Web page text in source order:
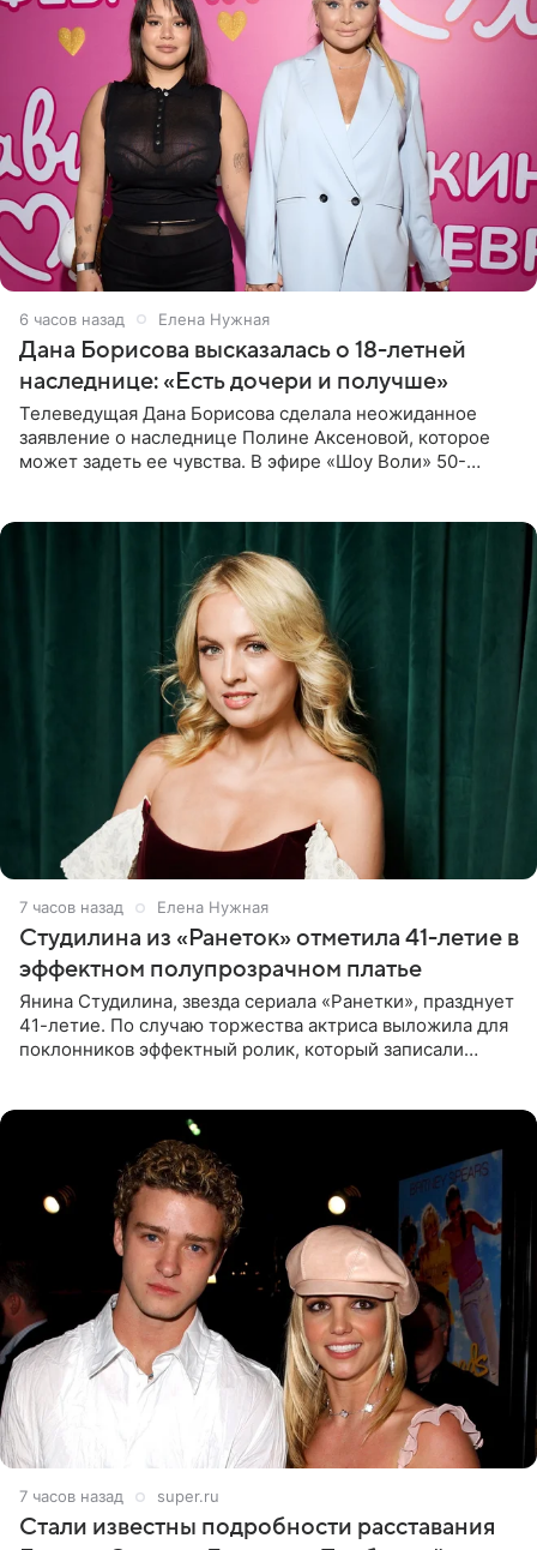
6 часов назад Елена Нужная
Дана Борисова высказалась о 18-летней
наследнице: «Есть дочери и получше»
Телеведущая Дана Борисова сделала неожиданное
заявление о наследнице Полине Аксеновой, которое
может задеть ее чувства. В эфире «Шоу Воли» 50-
7 часов назад Елена Нужная
Студилина из «Ранеток» отметила 41-летие в
эффектном полупрозрачном платье
Янина Студилина, звезда сериала «Ранетки», празднует
41-летие. По случаю торжества актриса выложила для
поклонников эффектный ролик, который записали
7 часов назад super.ru
Стали известны подробности расставания